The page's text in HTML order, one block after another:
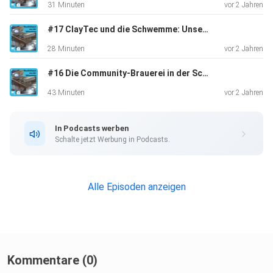
Weiterführende Links:
Webseite von ClayTec: https://claytec.de/
CLAYTOURS https://www.claytours.de/
31 Minuten vor 2 Jahren
#17 ClayTec und die Schwemme: Unsere Lehmworkshops 2024 – Paul Menzel-Kahn im Gespräch im Schwemmehof
28 Minuten vor 2 Jahren
#16 Die Community-Brauerei in der Schwemme – Ein Gespräch mit dem Biersommelier & Brauer Nils Schotte
43 Minuten vor 2 Jahren
In Podcasts werben
Schalte jetzt Werbung in Podcasts.
Alle Episoden anzeigen
Kommentare (0)